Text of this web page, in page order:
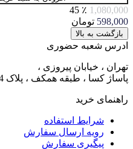
1,080,000 ٪ 45
598,000 تومان
بازگشت به بالا
ادرس شعبه حضوری
تهران ، خیابان پیروزی ،
پاساژ کسا ، طبقه همکف ، پلاک 84
راهنمای خرید
شرایط استفاده
رویه ارسال سفارش
پیگیری سفارش